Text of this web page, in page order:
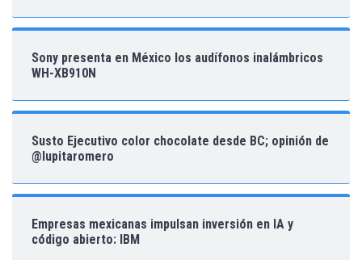
Sony presenta en México los audífonos inalámbricos
WH-XB910N
Susto Ejecutivo color chocolate desde BC; opinión de
@lupitaromero
Empresas mexicanas impulsan inversión en IA y
código abierto: IBM